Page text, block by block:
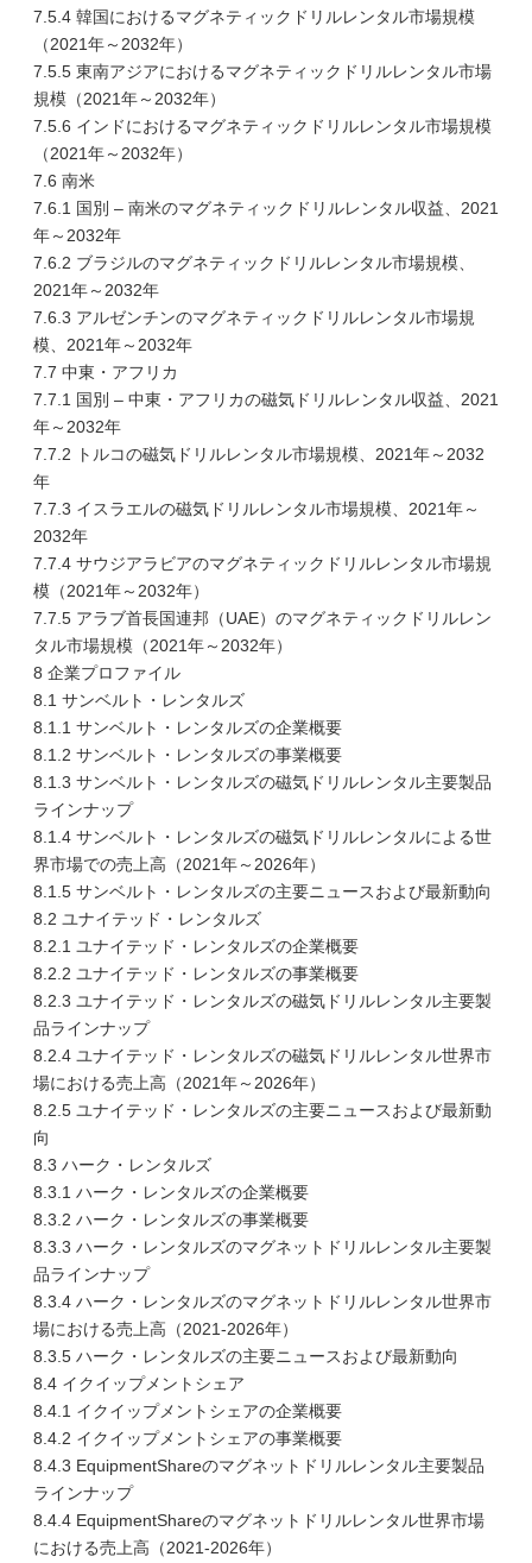
7.5.4 韓国におけるマグネティックドリルレンタル市場規模
（2021年～2032年）
7.5.5 東南アジアにおけるマグネティックドリルレンタル市場
規模（2021年～2032年）
7.5.6 インドにおけるマグネティックドリルレンタル市場規模
（2021年～2032年）
7.6 南米
7.6.1 国別 – 南米のマグネティックドリルレンタル収益、2021
年～2032年
7.6.2 ブラジルのマグネティックドリルレンタル市場規模、
2021年～2032年
7.6.3 アルゼンチンのマグネティックドリルレンタル市場規
模、2021年～2032年
7.7 中東・アフリカ
7.7.1 国別 – 中東・アフリカの磁気ドリルレンタル収益、2021
年～2032年
7.7.2 トルコの磁気ドリルレンタル市場規模、2021年～2032
年
7.7.3 イスラエルの磁気ドリルレンタル市場規模、2021年～
2032年
7.7.4 サウジアラビアのマグネティックドリルレンタル市場規
模（2021年～2032年）
7.7.5 アラブ首長国連邦（UAE）のマグネティックドリルレン
タル市場規模（2021年～2032年）
8 企業プロファイル
8.1 サンベルト・レンタルズ
8.1.1 サンベルト・レンタルズの企業概要
8.1.2 サンベルト・レンタルズの事業概要
8.1.3 サンベルト・レンタルズの磁気ドリルレンタル主要製品
ラインナップ
8.1.4 サンベルト・レンタルズの磁気ドリルレンタルによる世
界市場での売上高（2021年～2026年）
8.1.5 サンベルト・レンタルズの主要ニュースおよび最新動向
8.2 ユナイテッド・レンタルズ
8.2.1 ユナイテッド・レンタルズの企業概要
8.2.2 ユナイテッド・レンタルズの事業概要
8.2.3 ユナイテッド・レンタルズの磁気ドリルレンタル主要製
品ラインナップ
8.2.4 ユナイテッド・レンタルズの磁気ドリルレンタル世界市
場における売上高（2021年～2026年）
8.2.5 ユナイテッド・レンタルズの主要ニュースおよび最新動
向
8.3 ハーク・レンタルズ
8.3.1 ハーク・レンタルズの企業概要
8.3.2 ハーク・レンタルズの事業概要
8.3.3 ハーク・レンタルズのマグネットドリルレンタル主要製
品ラインナップ
8.3.4 ハーク・レンタルズのマグネットドリルレンタル世界市
場における売上高（2021-2026年）
8.3.5 ハーク・レンタルズの主要ニュースおよび最新動向
8.4 イクイップメントシェア
8.4.1 イクイップメントシェアの企業概要
8.4.2 イクイップメントシェアの事業概要
8.4.3 EquipmentShareのマグネットドリルレンタル主要製品
ラインナップ
8.4.4 EquipmentShareのマグネットドリルレンタル世界市場
における売上高（2021-2026年）